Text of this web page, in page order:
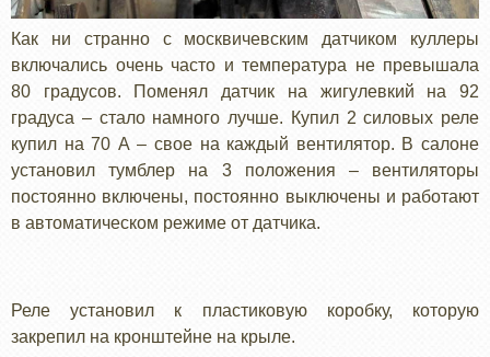
Как ни странно с москвичевским датчиком куллеры
включались очень часто и температура не превышала
80 градусов. Поменял датчик на жигулевкий на 92
градуса – стало намного лучше. Купил 2 силовых реле
купил на 70 А – свое на каждый вентилятор. В салоне
установил тумблер на 3 положения – вентиляторы
постоянно включены, постоянно выключены и работают
в автоматическом режиме от датчика.
Реле установил к пластиковую коробку, которую
закрепил на кронштейне на крыле.